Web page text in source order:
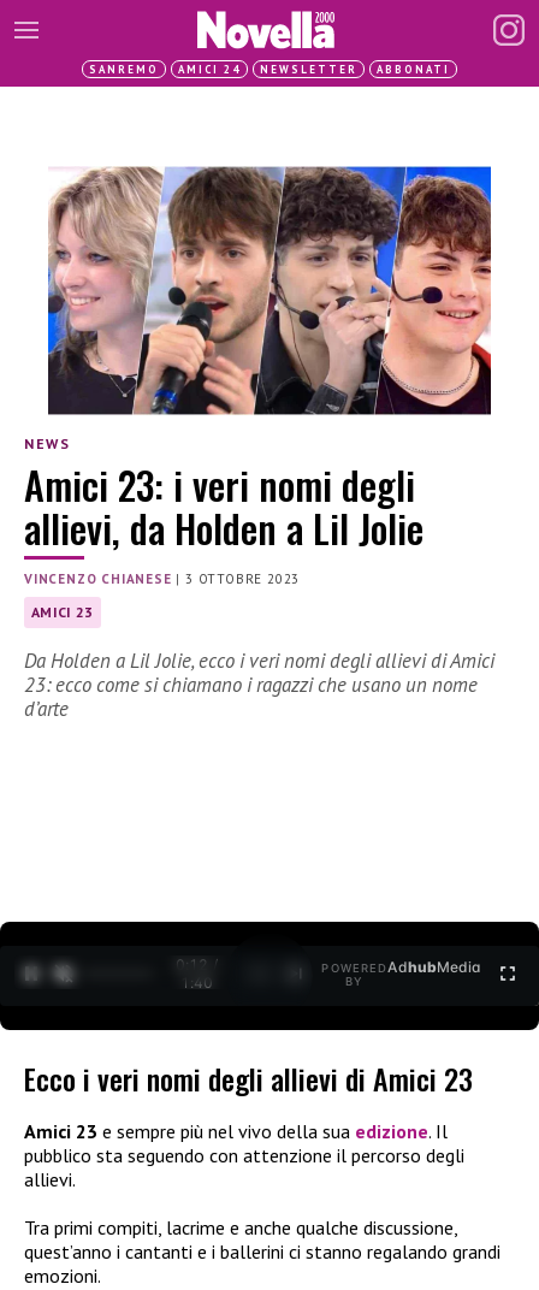
SANREMO AMICI 24 NEWSLETTER ABBONATI
NEWS
Amici 23: i veri nomi degli
allievi, da Holden a Lil Jolie
VINCENZO CHIANESE |3 OTTOBRE 2023
AMICI 23
Da Holden a Lil Jolie, ecco i veri nomi degli allievi di Amici
23: ecco come si chiamano i ragazzi che usano un nome
d’arte
0:12 /
1:40
POWERED
BY
AdhubMedia
Ecco i veri nomi degli allievi di Amici 23
Amici 23 e sempre più nel vivo della sua edizione. Il
pubblico sta seguendo con attenzione il percorso degli
allievi.
Tra primi compiti, lacrime e anche qualche discussione,
quest’anno i cantanti e i ballerini ci stanno regalando grandi
emozioni.